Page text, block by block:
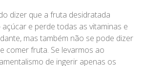
dizer que a fruta desidratada
e perde todas as vitaminas e
mas também não se pode dizer
comer fruta. Se levarmos ao
de ingerir apenas os